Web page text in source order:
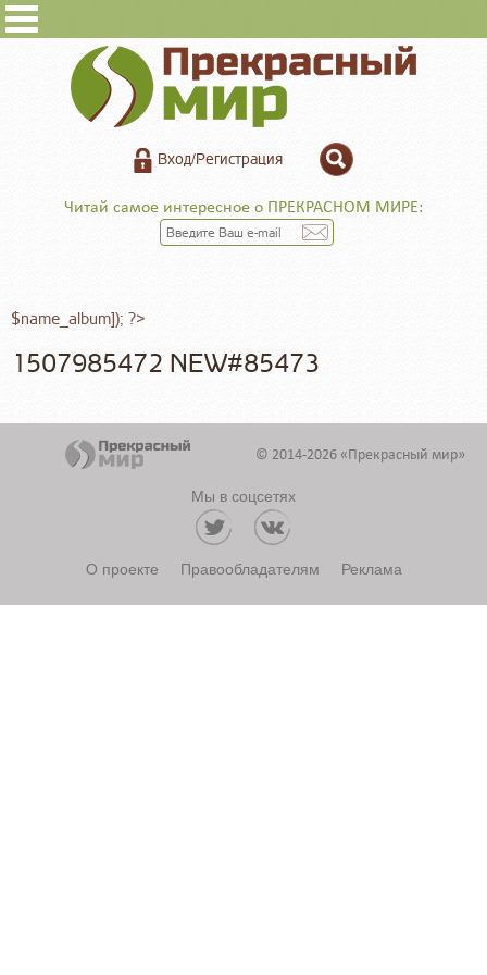
Вход/Регистрация
Читай самое интересное о ПРЕКРАСНОМ МИРЕ:
$name_album]); ?>
1507985472 NEW#85473
© 2014-2026 «Прекрасный мир»
Мы в соцсетях
О проекте Правообладателям Реклама